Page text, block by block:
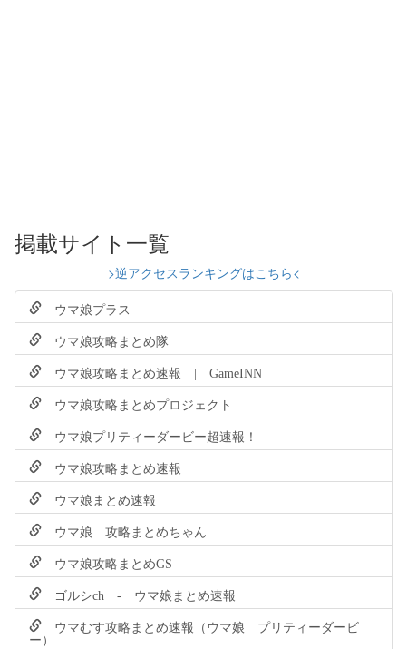
掲載サイト一覧
>逆アクセスランキングはこちら<
ウマ娘プラス
ウマ娘攻略まとめ隊
ウマ娘攻略まとめ速報 | GameINN
ウマ娘攻略まとめプロジェクト
ウマ娘プリティーダービー超速報！
ウマ娘攻略まとめ速報
ウマ娘まとめ速報
ウマ娘 攻略まとめちゃん
ウマ娘攻略まとめGS
ゴルシch - ウマ娘まとめ速報
ウマむす攻略まとめ速報（ウマ娘 プリティーダービ
ー）